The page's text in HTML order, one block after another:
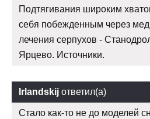
Подтягивания широким
себя побежденным через
лечения серпухов -
Ярцево. Источники.
Irlandskij ответил(а)
Стало как-то не до моделей